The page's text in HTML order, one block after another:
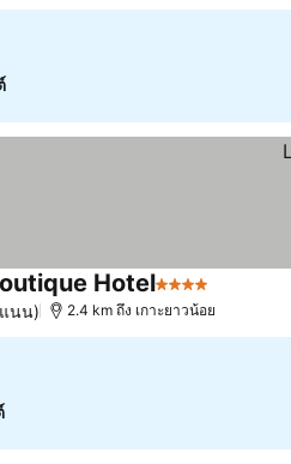
Hotel4 ดาว
นน) 2.4 km ถึง เกาะยาวน้อย